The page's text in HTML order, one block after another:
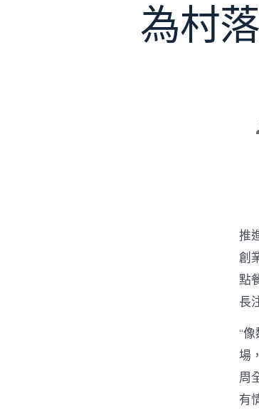
為村
推
創
點
長
“
場
周
有